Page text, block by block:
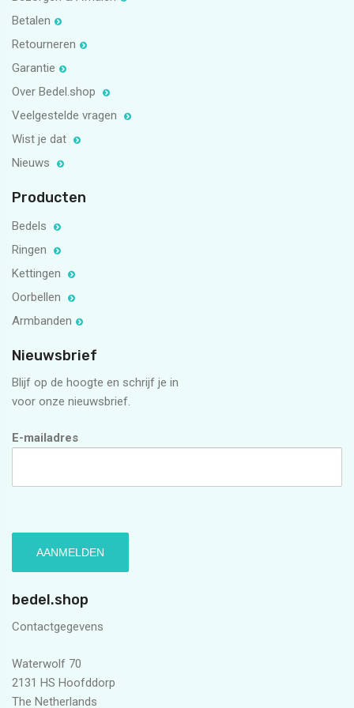
Betalen
Retourneren
Garantie
Over Bedel.shop
Veelgestelde vragen
Wist je dat
Nieuws
Producten
Bedels
Ringen
Kettingen
Oorbellen
Armbanden
Nieuwsbrief
Blijf op de hoogte en schrijf je in
voor onze nieuwsbrief.
E-mailadres
bedel.shop
Contactgegevens
Waterwolf 70
2131 HS Hoofddorp
The Netherlands